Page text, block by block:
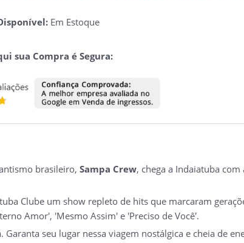
Em Estoque
sua Compra é Segura:
brasileiro, Sampa Crew, chega a Indaiatuba
Clube um show repleto de hits que marcaram
Amor', 'Mesmo Assim' e 'Preciso de Você'.
seu lugar nessa viagem nostálgica e cheia de